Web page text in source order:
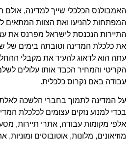
האמבולנס הכלכלי שייך למדינה, אולם
המפתחות להניעו ואת הצוות המתאים
התיירות הנכנסת לישראל מפרנס את
את כלכלת המדינה וטובתה בימים של
עתה הוא לדאוג להעיר את מקבלי
הקריטי והמחיר הכבד אותו עלולים
עבודה באם נקרוס כלכלית.
על המדינה לתמוך בחברי הלשכה
בכדי למנוע נזקים עצומים לכלכלת
אלפי מקומות עבודה, אתרי תיירות,
מוזיאונים, מלונות, אוטובוסים